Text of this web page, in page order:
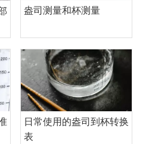
盎司测量和杯测量
日常使用的盎司到杯转换
表